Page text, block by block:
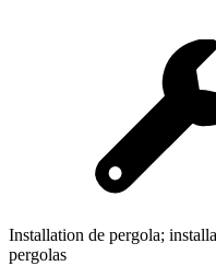
Installation de pergola;
pergolas